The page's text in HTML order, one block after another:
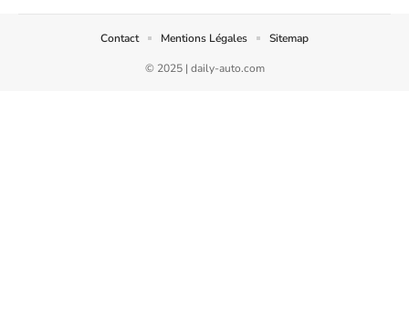
© 2025 | daily-auto.com
Contact Mentions Légales Sitemap